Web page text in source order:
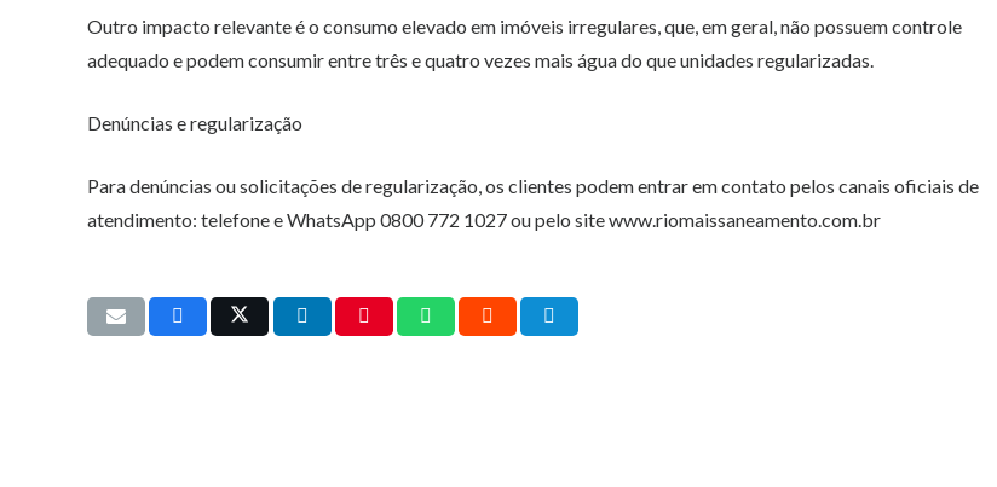
Outro impacto relevante é o consumo elevado em imóveis irregulares, que, em geral, não possuem controle
adequado e podem consumir entre três e quatro vezes mais água do que unidades regularizadas.
Denúncias e regularização
Para denúncias ou solicitações de regularização, os clientes podem entrar em contato pelos canais oficiais de
atendimento: telefone e WhatsApp 0800 772 1027 ou pelo site www.riomaissaneamento.com.br